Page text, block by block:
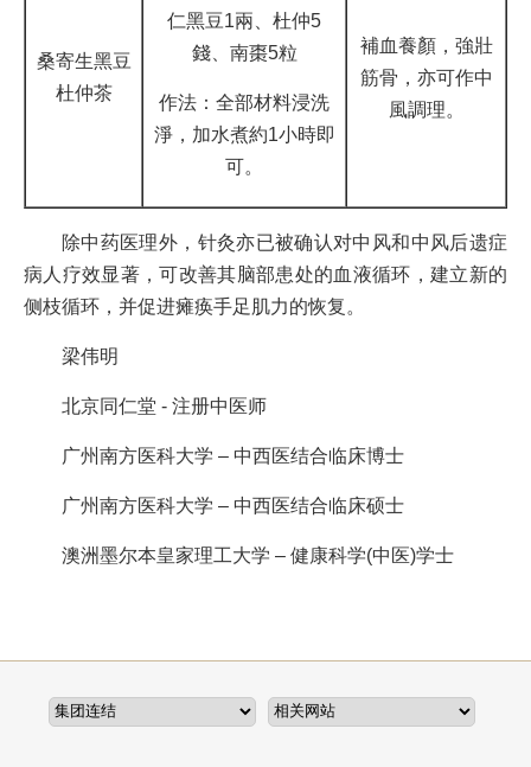
桑寄生黑豆
杜仲茶
仁黑豆1兩、杜仲5
錢、南棗5粒
作法：全部材料浸洗
淨，加水煮約1小時即
可。
補血養顏，強壯
筋骨，亦可作中
風調理。
除中药医理外，针灸亦已被确认对中风和中风后遗症
病人疗效显著，可改善其脑部患处的血液循环，建立新的
侧枝循环，并促进瘫痪手足肌力的恢复。
梁伟明
北京同仁堂 - 注册中医师
广州南方医科大学 – 中西医结合临床博士
广州南方医科大学 – 中西医结合临床硕士
澳洲墨尔本皇家理工大学 – 健康科学(中医)学士